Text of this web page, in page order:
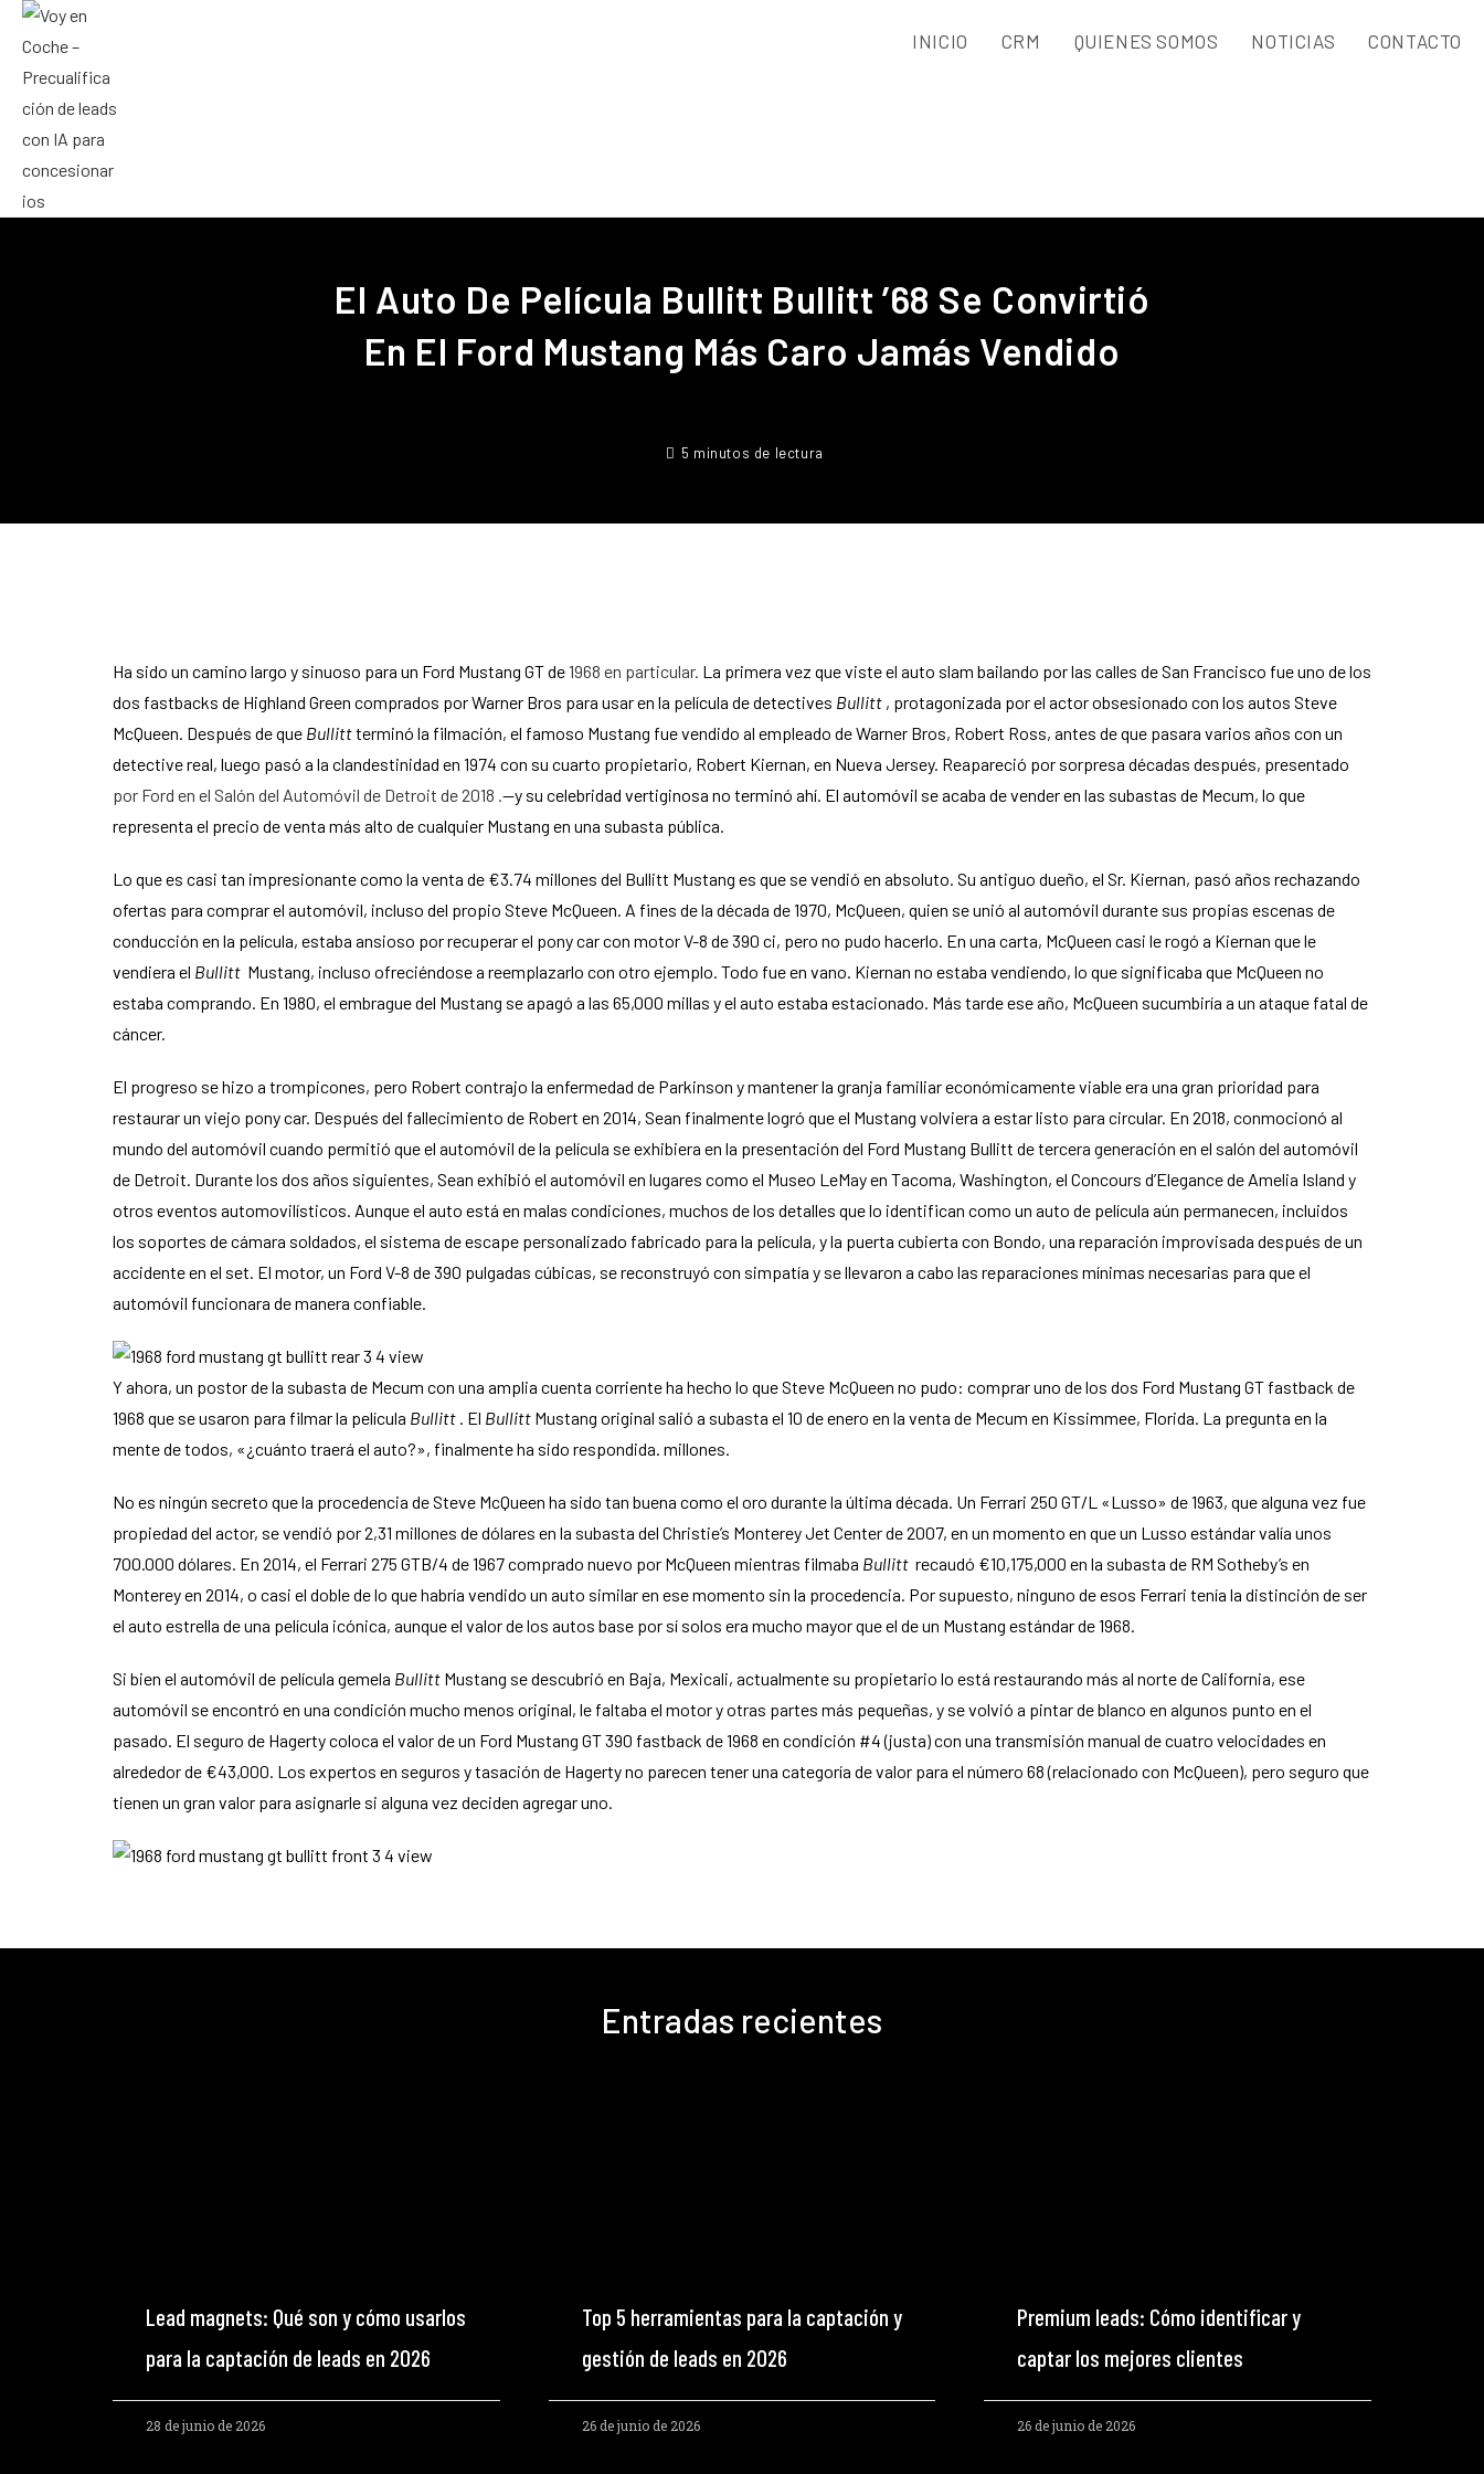
INICIO CRM QUIENES SOMOS NOTICIAS CONTACTO
El Auto De Película Bullitt Bullitt ’68 Se Convirtió
En El Ford Mustang Más Caro Jamás Vendido
5 minutos de lectura
Ha sido un camino largo y sinuoso para un Ford Mustang GT de1968 en particular. La primera vez que viste el auto slam bailando por las calles de San Francisco fue uno de los
dos fastbacks de Highland Green comprados por Warner Bros para usar en la película de detectives Bullitt , protagonizada por el actor obsesionado con los autos Steve
McQueen. Después de que Bullittterminó la filmación, el famoso Mustang fue vendido al empleado de Warner Bros, Robert Ross, antes de que pasara varios años con un
detective real, luego pasó a la clandestinidad en 1974 con su cuarto propietario, Robert Kiernan, en Nueva Jersey. Reapareció por sorpresa décadas después, presentado
por Ford en el Salón del Automóvil de Detroit de 2018 .—y su celebridad vertiginosa no terminó ahí. El automóvil se acaba de vender en las subastas de Mecum, lo que
representa el precio de venta más alto de cualquier Mustang en una subasta pública.
Lo que es casi tan impresionante como la venta de €3.74 millones del Bullitt Mustang es que se vendió en absoluto. Su antiguo dueño, el Sr. Kiernan, pasó años rechazando
ofertas para comprar el automóvil, incluso del propio Steve McQueen. A fines de la década de 1970, McQueen, quien se unió al automóvil durante sus propias escenas de
conducción en la película, estaba ansioso por recuperar el pony car con motor V-8 de 390 ci, pero no pudo hacerlo. En una carta, McQueen casi le rogó a Kiernan que le
vendiera el Bullitt Mustang, incluso ofreciéndose a reemplazarlo con otro ejemplo. Todo fue en vano. Kiernan no estaba vendiendo, lo que significaba que McQueen no
estaba comprando. En 1980, el embrague del Mustang se apagó a las 65,000 millas y el auto estaba estacionado. Más tarde ese año, McQueen sucumbiría a un ataque fatal de
cáncer.
El progreso se hizo a trompicones, pero Robert contrajo la enfermedad de Parkinson y mantener la granja familiar económicamente viable era una gran prioridad para
restaurar un viejo pony car. Después del fallecimiento de Robert en 2014, Sean finalmente logró que el Mustang volviera a estar listo para circular. En 2018, conmocionó al
mundo del automóvil cuando permitió que el automóvil de la película se exhibiera en la presentación del Ford Mustang Bullitt de tercera generación en el salón del automóvil
de Detroit. Durante los dos años siguientes, Sean exhibió el automóvil en lugares como el Museo LeMay en Tacoma, Washington, el Concours d’Elegance de Amelia Island y
otros eventos automovilísticos. Aunque el auto está en malas condiciones, muchos de los detalles que lo identifican como un auto de película aún permanecen, incluidos
los soportes de cámara soldados, el sistema de escape personalizado fabricado para la película, y la puerta cubierta con Bondo, una reparación improvisada después de un
accidente en el set. El motor, un Ford V-8 de 390 pulgadas cúbicas, se reconstruyó con simpatía y se llevaron a cabo las reparaciones mínimas necesarias para que el
automóvil funcionara de manera confiable.
Y ahora, un postor de la subasta de Mecum con una amplia cuenta corriente ha hecho lo que Steve McQueen no pudo: comprar uno de los dos Ford Mustang GT fastback de
1968 que se usaron para filmar la película Bullitt . El Bullitt Mustang original salió a subasta el 10 de enero en la venta de Mecum en Kissimmee, Florida. La pregunta en la
mente de todos, «¿cuánto traerá el auto?», finalmente ha sido respondida. millones.
No es ningún secreto que la procedencia de Steve McQueen ha sido tan buena como el oro durante la última década. Un Ferrari 250 GT/L «Lusso» de 1963, que alguna vez fue
propiedad del actor, se vendió por 2,31 millones de dólares en la subasta del Christie’s Monterey Jet Center de 2007, en un momento en que un Lusso estándar valía unos
700.000 dólares. En 2014, el Ferrari 275 GTB/4 de 1967 comprado nuevo por McQueen mientras filmaba Bullitt recaudó €10,175,000 en la subasta de RM Sotheby’s en
Monterey en 2014, o casi el doble de lo que habría vendido un auto similar en ese momento sin la procedencia. Por supuesto, ninguno de esos Ferrari tenía la distinción de ser
el auto estrella de una película icónica, aunque el valor de los autos base por sí solos era mucho mayor que el de un Mustang estándar de 1968.
Si bien el automóvil de película gemela Bullitt Mustang se descubrió en Baja, Mexicali, actualmente su propietario lo está restaurando más al norte de California, ese
automóvil se encontró en una condición mucho menos original, le faltaba el motor y otras partes más pequeñas, y se volvió a pintar de blanco en algunos punto en el
pasado. El seguro de Hagerty coloca el valor de un Ford Mustang GT 390 fastback de 1968 en condición #4 (justa) con una transmisión manual de cuatro velocidades en
alrededor de €43,000. Los expertos en seguros y tasación de Hagerty no parecen tener una categoría de valor para el número 68 (relacionado con McQueen), pero seguro que
tienen un gran valor para asignarle si alguna vez deciden agregar uno.
Entradas recientes
Lead magnets: Qué son y cómo usarlos
para la captación de leads en 2026
28 de junio de 2026
Top 5 herramientas para la captación y
gestión de leads en 2026
26 de junio de 2026
Premium leads: Cómo identificar y
captar los mejores clientes
26 de junio de 2026